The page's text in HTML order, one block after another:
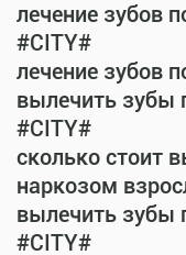
лечение зубов
#CITY#
лечение зубов
вылечить зубы
#CITY#
сколько стоит
наркозом
вылечить зубы
#CITY#